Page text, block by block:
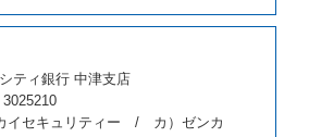
の代替レンタカーの貸渡しの申入れ
取り消すことができるものとしま
項の貸渡しをすることができない原
帰する事由によるときには第４条第
ティ銀行 中津支店
イセキュリティー / カ）ゼンカ